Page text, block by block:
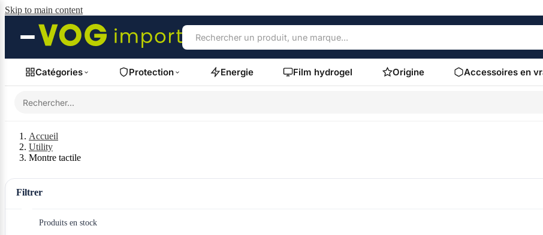
Skip to main content
Catégories Protection Energie Film hydrogel Origine Accessoires en
Accueil
Utility
Montre tactile
Filtrer
Produits en stock